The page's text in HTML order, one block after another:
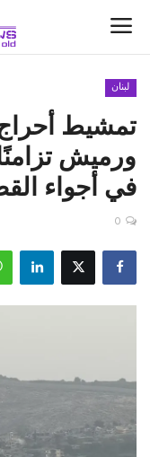
الأخبار
كتّابنا
السعودية
اقتصاد
علوم وتكنولوجيا
فيديو
حياة
لبنان
تمشيط
ورميش
في أجواء
0